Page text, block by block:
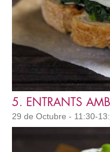
5. ENTRANTS
29 de Octubre - 11:30-